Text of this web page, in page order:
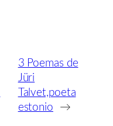
3 Poemas de
Jüri
Talvet,poeta
estonio
→